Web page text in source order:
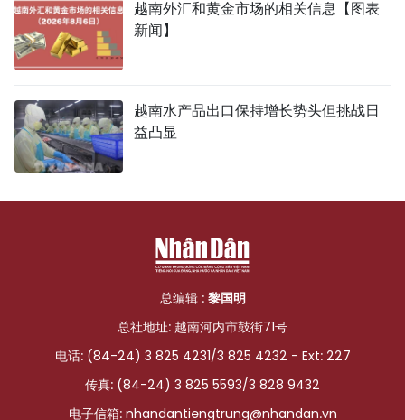
越南外汇和黄金市场的相关信息【图表
新闻】
越南水产品出口保持增长势头但挑战日
益凸显
总编辑 : 黎国明
总社地址: 越南河内市鼓街71号
电话: (84-24) 3 825 4231/3 825 4232 - Ext: 227
传真: (84-24) 3 825 5593/3 828 9432
电子信箱: nhandantiengtrung@nhandan.vn